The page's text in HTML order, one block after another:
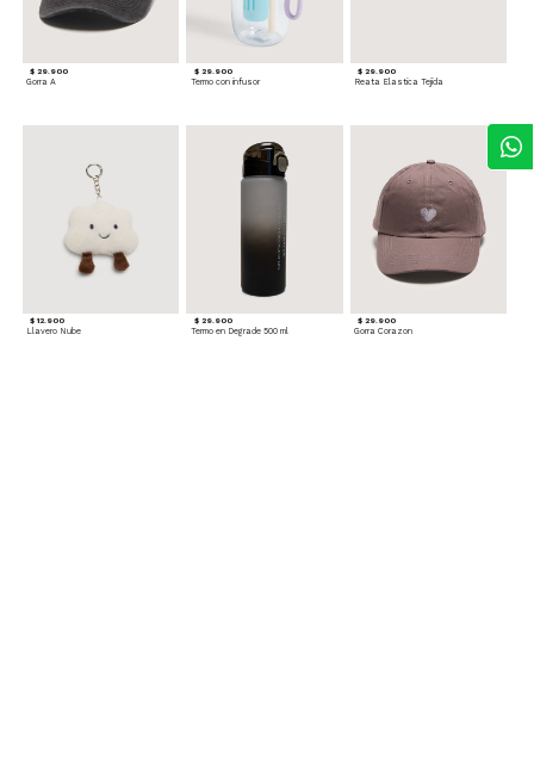
$ 29.900
Gorra A
$ 29.900
Termo con infusor
$ 29.900
Reata Elastica Tejida
$ 12.900
Llavero Nube
$ 29.900
Termo en Degrade 500 ml
$ 29.900
Gorra Corazon